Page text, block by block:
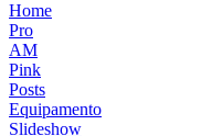
Home
Pro
AM
Pink
Posts
Equipamento
Slideshow